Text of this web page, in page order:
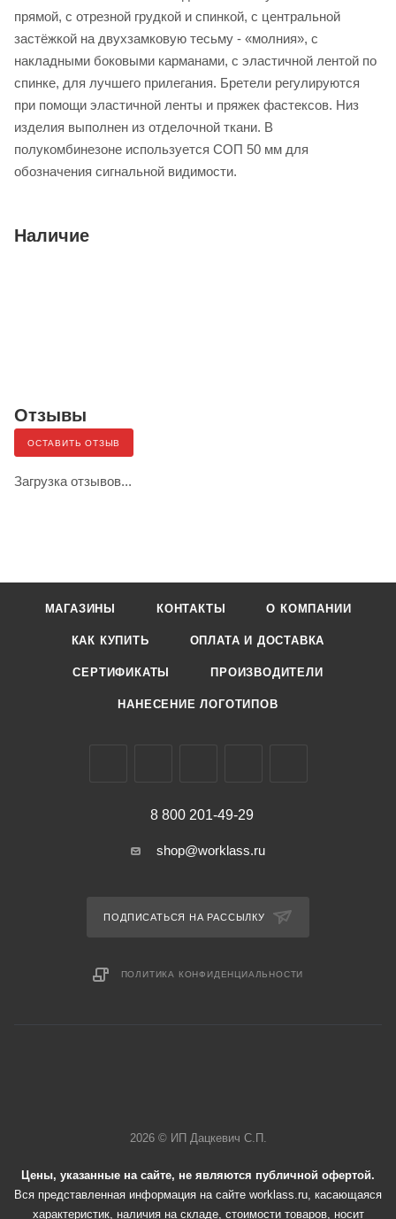
прямой, с отрезной грудкой и спинкой, с центральной
застёжкой на двухзамковую тесьму - «молния», с
накладными боковыми карманами, с эластичной лентой по
спинке, для лучшего прилегания. Бретели регулируются
при помощи эластичной ленты и пряжек фастексов. Низ
изделия выполнен из отделочной ткани. В
полукомбинезоне используется СОП 50 мм для
обозначения сигнальной видимости.
Наличие
Отзывы
ОСТАВИТЬ ОТЗЫВ
Загрузка отзывов...
МАГАЗИНЫ КОНТАКТЫ О КОМПАНИИ
КАК КУПИТЬ ОПЛАТА И ДОСТАВКА
СЕРТИФИКАТЫ ПРОИЗВОДИТЕЛИ
НАНЕСЕНИЕ ЛОГОТИПОВ
8 800 201-49-29
shop@worklass.ru
ПОДПИСАТЬСЯ НА РАССЫЛКУ
ПОЛИТИКА КОНФИДЕНЦИАЛЬНОСТИ
2026 © ИП Дацкевич С.П.
Цены, указанные на сайте, не являются публичной офертой.
Вся представленная информация на сайте worklass.ru, касающаяся
характеристик, наличия на складе, стоимости товаров, носит